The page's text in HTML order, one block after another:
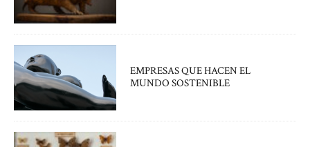
EMPRESAS QUE HACEN EL
MUNDO SOSTENIBLE